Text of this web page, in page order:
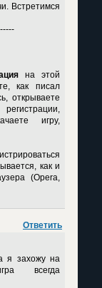
Встретимся
на этой
как писал
открываете
игру,
как и
(Opera,
Ответить
я захожу на
всегда